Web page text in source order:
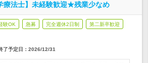
療法士】未経験歓迎★残業少なめ
験OK 急募 完全週休2日制 第二新卒歓迎
了予定日： 2026/12/31